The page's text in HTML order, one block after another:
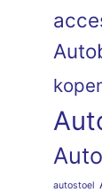
autostoel